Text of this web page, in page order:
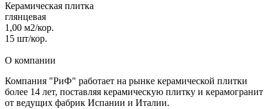
Керамическая плитка
глянцевая
1,00 м2/кор.
15 шт/кор.
О компании
Компания "РиФ" работает на рынке керамической плитки
более 14 лет, поставляя керамическую плитку и керамогранит
от ведущих фабрик Испании и Италии.